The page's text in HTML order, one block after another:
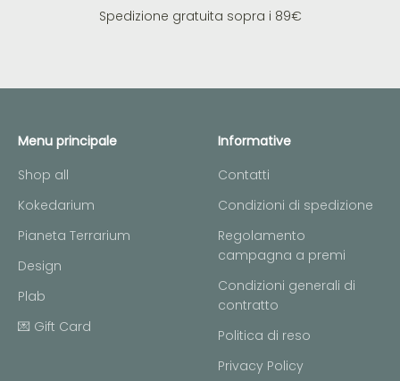
Spedizione gratuita sopra i 89€
Menu principale
Shop all
Kokedarium
Pianeta Terrarium
Design
Plab
💌 Gift Card
Informative
Contatti
Condizioni di spedizione
Regolamento
campagna a premi
Condizioni generali di
contratto
Politica di reso
Privacy Policy